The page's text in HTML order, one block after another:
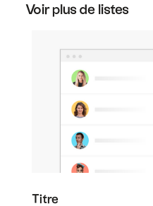
Voir plus de listes
Titre